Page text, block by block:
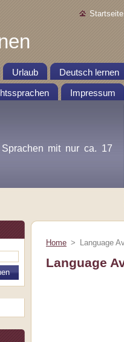
Startseite
Urlaub Deutsch lernen
Impressum
mit nur ca. 17
Home > Language
Language